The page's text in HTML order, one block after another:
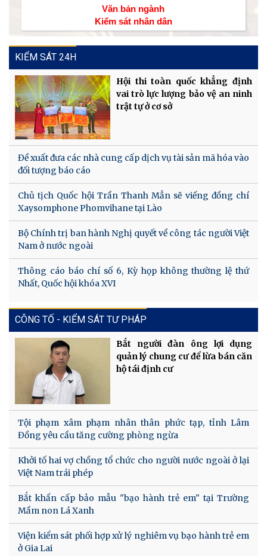
Văn bản ngành
Kiểm sát nhân dân
KIỂM SÁT 24H
Hội thi toàn quốc khẳng định
vai trò lực lượng bảo vệ an ninh
trật tự ở cơ sở
Đề xuất đưa các nhà cung cấp dịch vụ tài sản mã hóa vào
đối tượng báo cáo
Chủ tịch Quốc hội Trần Thanh Mẫn sẽ viếng đồng chí
Xaysomphone Phomvihane tại Lào
Bộ Chính trị ban hành Nghị quyết về công tác người Việt
Nam ở nước ngoài
Thông cáo báo chí số 6, Kỳ họp không thường lệ thứ
Nhất, Quốc hội khóa XVI
CÔNG TỐ - KIỂM SÁT TƯ PHÁP
Bắt người đàn ông lợi dụng
quản lý chung cư để lừa bán căn
hộ tái định cư
Tội phạm xâm phạm nhân thân phức tạp, tỉnh Lâm
Đồng yêu cầu tăng cường phòng ngừa
Khởi tố hai vợ chồng tổ chức cho người nước ngoài ở lại
Việt Nam trái phép
Bắt khẩn cấp bảo mẫu "bạo hành trẻ em" tại Trường
Mầm non Lá Xanh
Viện kiểm sát phối hợp xử lý nghiêm vụ bạo hành trẻ em
ở Gia Lai